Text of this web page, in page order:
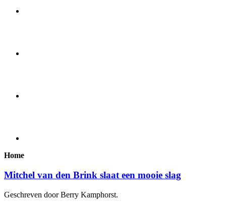
Home
Mitchel van den Brink slaat een mooie slag
Geschreven door Berry Kamphorst.